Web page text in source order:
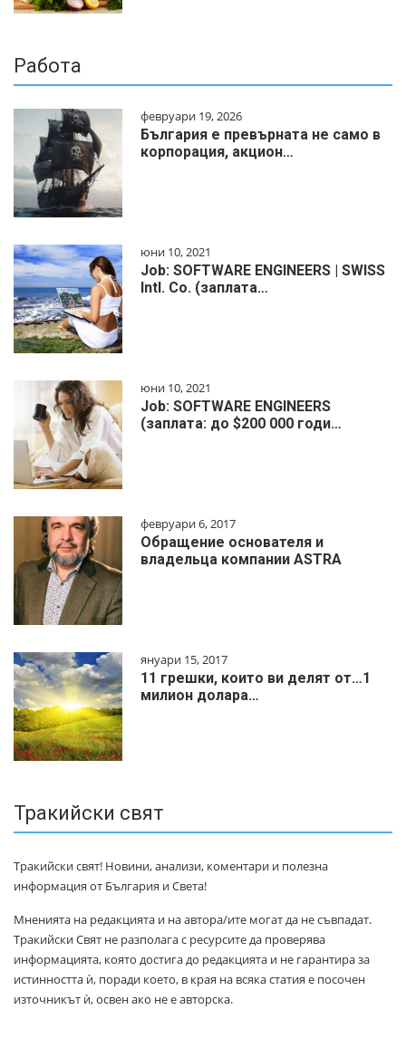
Работа
февруари 19, 2026
България е превърната не само в
корпорация, акцион…
юни 10, 2021
Job: SOFTWARE ENGINEERS | SWISS
Intl. Co. (заплата…
юни 10, 2021
Job: SOFTWARE ENGINEERS
(заплата: до $200 000 годи…
февруари 6, 2017
Обращение основателя и
владельца компании ASTRA
януари 15, 2017
11 грешки, които ви делят от…1
милиoн дoлapa…
Тракийски свят
Тракийски свят! Новини, анализи, коментари и полезна
информация от България и Света!
Мненията на редакцията и на автора/ите могат да не съвпадат.
Тракийски Свят не разполага с ресурсите да проверява
информацията, която достига до редакцията и не гарантира за
истинността ѝ, поради което, в края на всяка статия е посочен
източникът ѝ, освен ако не е авторска.